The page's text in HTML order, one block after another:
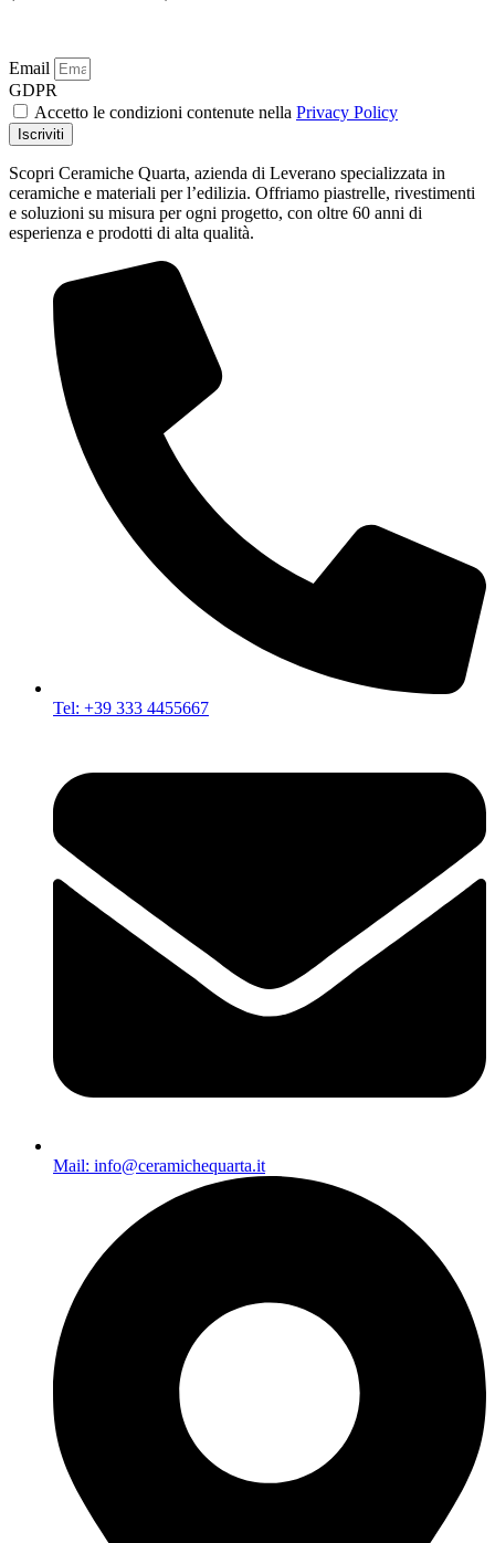
Email
GDPR
Accetto le condizioni contenute nella Privacy Policy
Iscriviti
Scopri Ceramiche Quarta, azienda di Leverano specializzata in
ceramiche e materiali per l’edilizia. Offriamo piastrelle, rivestimenti
e soluzioni su misura per ogni progetto, con oltre 60 anni di
esperienza e prodotti di alta qualità.
Tel: +39 333 4455667
Mail: info@ceramichequarta.it